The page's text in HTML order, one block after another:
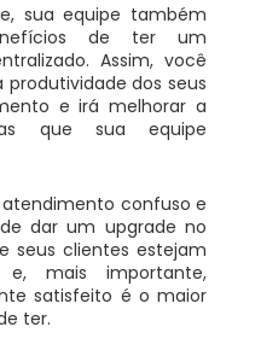
sua equipe também
de ter um
Assim, você
dos seus
e irá melhorar a
que sua equipe
confuso e
dar um upgrade no
seus clientes estejam
mais importante,
satisfeito é o maior
ter.